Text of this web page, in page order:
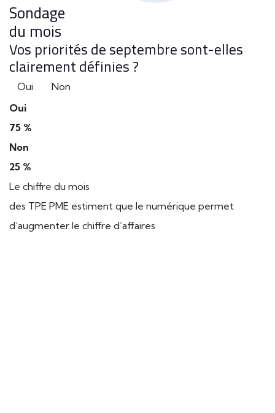
Sondage
du mois
Vos priorités de septembre sont-elles
clairement définies ?
Oui
Non
Oui
75 %
Non
25 %
Le chiffre du mois
des TPE PME estiment que le numérique permet
d’augmenter le chiffre d’affaires